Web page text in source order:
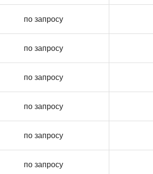
по запросу
по запросу
по запросу
по запросу
по запросу
по запросу